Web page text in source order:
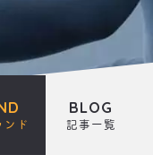
ド
BLOG
記事一覧